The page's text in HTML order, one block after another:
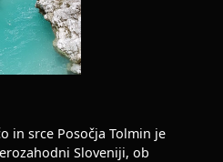
in srce Posočja Tolmin je
Sloveniji, ob